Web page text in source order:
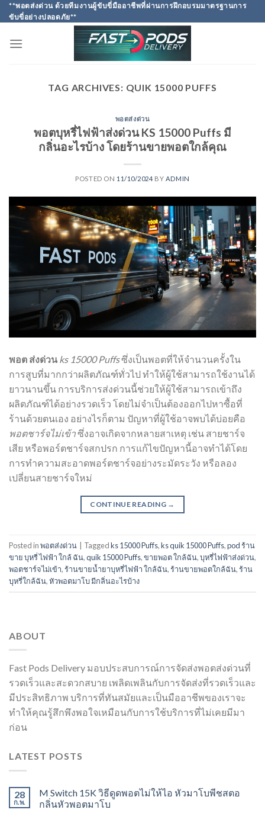
Skip
to
**พอตส่งด่วน ด้วยทีมงานผู้ขับขี่มืออาชีพที่ผ่านการฝึกอบรมมาตรฐานการ
ขับขี่อย่างปลอดภัย**
TAG ARCHIVES: QUIK 15000 PUFFS
พอตส่งด่วน
พอตบุหรี่ไฟฟ้าส่งด่วน KS 15000 Puffs มี
กลิ่นอะไรบ้าง โดยร้านขายพอตใกล้คุณ
POSTED ON 11/10/2024 BY ADMIN
พอต ส่งด่วน ks 15000 Puffsซึ่งเป็นพอตที่ให้จำนวนครั้งใน
การสูบที่มากกว่าผลิตภัณฑ์ทั่วไป ทำให้ผู้ใช้สามารถใช้งานได้
ยาวนานขึ้น การบริการส่งด่วนนี้ช่วยให้ผู้ใช้สามารถเข้าถึง
ผลิตภัณฑ์ได้อย่างรวดเร็ว โดยไม่จำเป็นต้องออกไปหาซื้อที่
ร้านด้วยตนเอง อย่างไรก็ตาม ปัญหาที่ผู้ใช้อาจพบได้บ่อยคือ
พอตชาร์จไม่เข้าซึ่งอาจเกิดจากหลายสาเหตุ เช่น สายชาร์จ
เสีย หรือพอร์ตชาร์จสกปรก การแก้ไขปัญหานี้อาจทำได้โดย
การทำความสะอาดพอร์ตชาร์จอย่างระมัดระวัง หรือลอง
เปลี่ยนสายชาร์จใหม่
CONTINUE READING →
Posted inพอตส่งด่วน Taggedks 15000 Puffs,ks quik 15000 Puffs,pod ร้าน
ขาย บุหรี่ ไฟฟ้า ใกล้ ฉัน,quik 15000 Puffs,ขายพอต ใกล้ฉัน,บุหรี่ไฟฟ้าส่งด่วน,
พอตชาร์จไม่เข้า,ร้านขายน้ำยาบุหรี่ไฟฟ้า ใกล้ฉัน,ร้านขายพอตใกล้ฉัน,ร้าน
บุหรี่ใกล้ฉัน,หัวพอตมาโบ มีกลิ่นอะไรบ้าง
ABOUT
Fast Pods Delivery มอบประสบการณ์การจัดส่งพอตส่งด่วนที่
รวดเร็วและสะดวกสบาย เพลิดเพลินกับการจัดส่งที่รวดเร็วและ
มีประสิทธิภาพ บริการที่ทันสมัยและเป็นมืออาชีพของเราจะ
ทำให้คุณรู้สึกพึงพอใจเหมือนกับการใช้บริการที่ไม่เคยมีมา
ก่อน
LATEST POSTS
28
ก.พ.
M Switch 15K วิธีดูดพอตไม่ให้ไอ หัวมาโบพีชสตอ
กลิ่นหัวพอตมาโบ